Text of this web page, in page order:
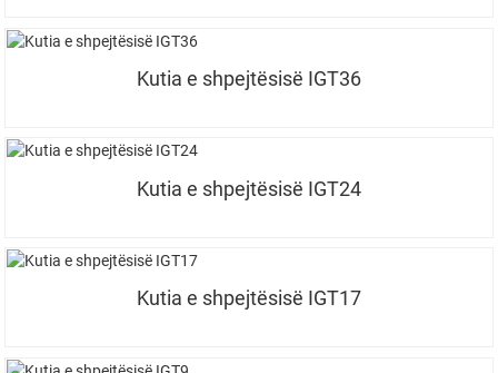
Kutia e shpejtësisë IGT36
Kutia e shpejtësisë IGT24
Kutia e shpejtësisë IGT17